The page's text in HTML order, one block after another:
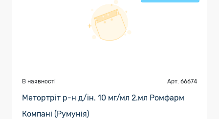
В наявності Арт. 66674
Метортріт р-н д/ін. 10 мг/мл 2.мл Ромфарм
Компані (Румунія)